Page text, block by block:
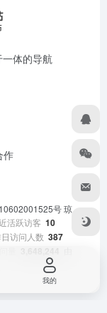
体的导航
作
号琼
活跃访客 10
访问人数 387
我的